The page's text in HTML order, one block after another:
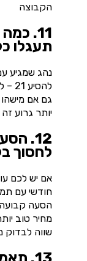
הקבוצה
11.
תעגלו
להסיע 21 – לא יוכל להעלות את כולם
גם אם מישהו
יותר גרוע
12.
לחסוך
אם יש לכם
חודשי עם
הסעה קבועה,
מחיר טוב
שווה לבדוק